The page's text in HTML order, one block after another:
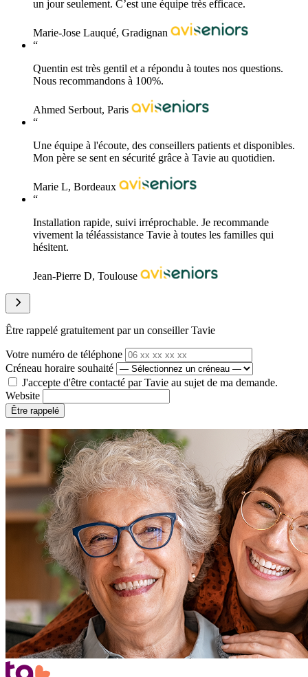
un jour seulement. C’est une équipe très efficace.
Marie-Jose Lauqué, Gradignan
“
Quentin est très gentil et a répondu à toutes nos questions.
Nous recommandons à 100%.
Ahmed Serbout, Paris
“
Une équipe à l'écoute, des conseillers patients et disponibles.
Mon père se sent en sécurité grâce à Tavie au quotidien.
Marie L, Bordeaux
“
Installation rapide, suivi irréprochable. Je recommande
vivement la téléassistance Tavie à toutes les familles qui
hésitent.
Jean-Pierre D, Toulouse
Être rappelé gratuitement par un conseiller Tavie
Votre numéro de téléphone
Créneau horaire souhaité
J'accepte d'être contacté par Tavie au sujet de ma demande.
Website
Être rappelé